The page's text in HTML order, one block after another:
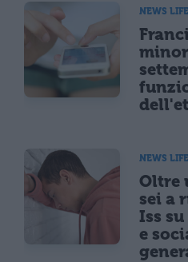
NEWS
NEWS
Oltre
sei a
Iss
e